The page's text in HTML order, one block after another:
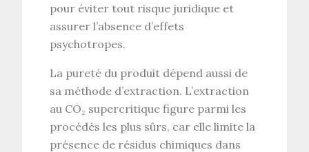
pour éviter tout risque juridique et
assurer l’absence d’effets
psychotropes.
La pureté du produit dépend aussi de
sa méthode d’extraction. L’extraction
au CO₂ supercritique figure parmi les
procédés les plus sûrs, car elle limite la
présence de résidus chimiques dans